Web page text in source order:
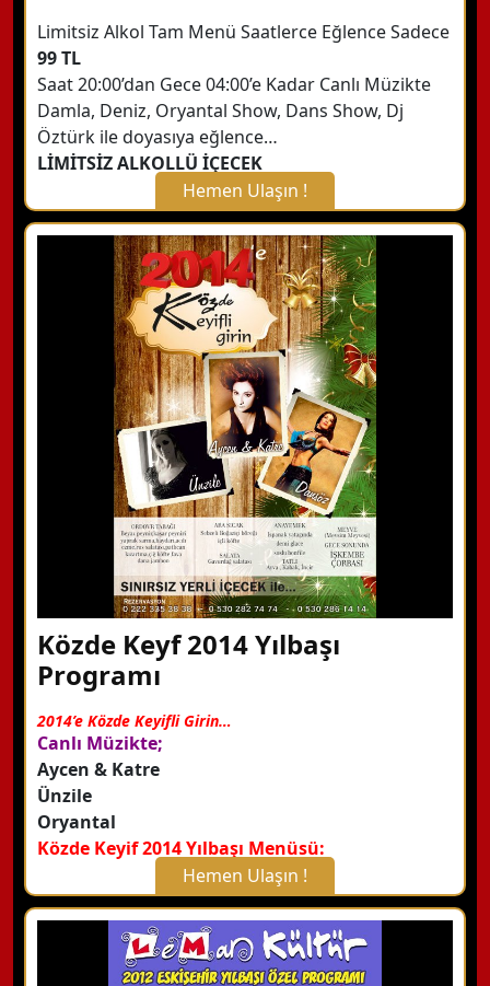
Limitsiz Alkol Tam Menü Saatlerce Eğlence Sadece
99 TL
Saat 20:00’dan Gece 04:00’e Kadar Canlı Müzikte
Damla, Deniz, Oryantal Show, Dans Show, Dj
Öztürk ile doyasıya eğlence…
LİMİTSİZ ALKOLLÜ İÇECEK
Hemen Ulaşın !
X Kapat
WhatsApp ile Bilgi Alın
Hemen Arayın
Detaylı Bilgi Alın
Közde Keyf 2014 Yılbaşı
Programı
2014’e Közde Keyifli Girin…
Canlı Müzikte;
Aycen & Katre
Ünzile
Oryantal
Közde Keyif 2014 Yılbaşı Menüsü:
Hemen Ulaşın !
X Kapat
WhatsApp ile Bilgi Alın